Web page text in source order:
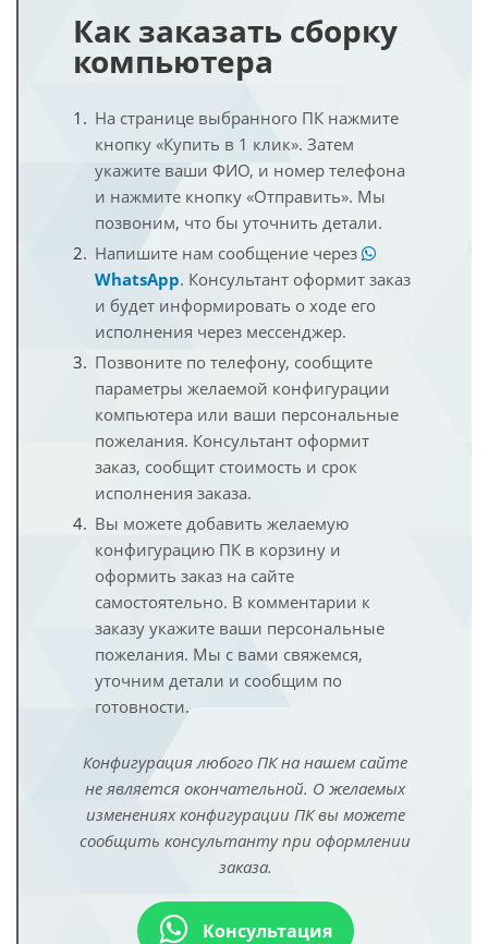
Как заказать сборку
компьютера
На странице выбранного ПК нажмите
кнопку «Купить в 1 клик». Затем
укажите ваши ФИО, и номер телефона
и нажмите кнопку «Отправить». Мы
позвоним, что бы уточнить детали.
Напишите нам сообщение через
WhatsApp. Консультант оформит заказ
и будет информировать о ходе его
исполнения через мессенджер.
Позвоните по телефону, сообщите
параметры желаемой конфигурации
компьютера или ваши персональные
пожелания. Консультант оформит
заказ, сообщит стоимость и срок
исполнения заказа.
Вы можете добавить желаемую
конфигурацию ПК в корзину и
оформить заказ на сайте
самостоятельно. В комментарии к
заказу укажите ваши персональные
пожелания. Мы с вами свяжемся,
уточним детали и сообщим по
готовности.
Конфигурация любого ПК на нашем сайте
не является окончательной. О желаемых
изменениях конфигурации ПК вы можете
сообщить консультанту при оформлении
заказа.
Консультация